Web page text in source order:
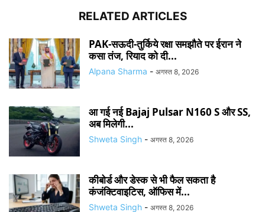
RELATED ARTICLES
PAK-सऊदी-तुर्किये रक्षा समझौते पर ईरान ने
कसा तंज, रियाद को दी...
Alpana Sharma - अगस्त 8, 2026
आ गई नई Bajaj Pulsar N160 S और SS,
अब मिलेगी...
Shweta Singh - अगस्त 8, 2026
कीबोर्ड और डेस्क से भी फैल सकता है
कंजंक्टिवाइटिस, ऑफिस में...
Shweta Singh - अगस्त 8, 2026